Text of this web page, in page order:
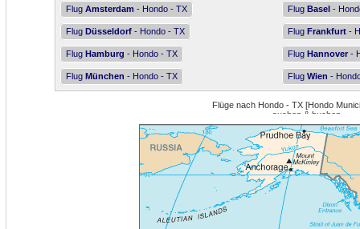
Flug Amsterdam - Hondo - TX Flug Basel -
Flug Düsseldorf - Hondo - TX Flug Frankfurt -
Flug Hamburg - Hondo - TX Flug Hannover -
Flug München - Hondo - TX Flug Wien -